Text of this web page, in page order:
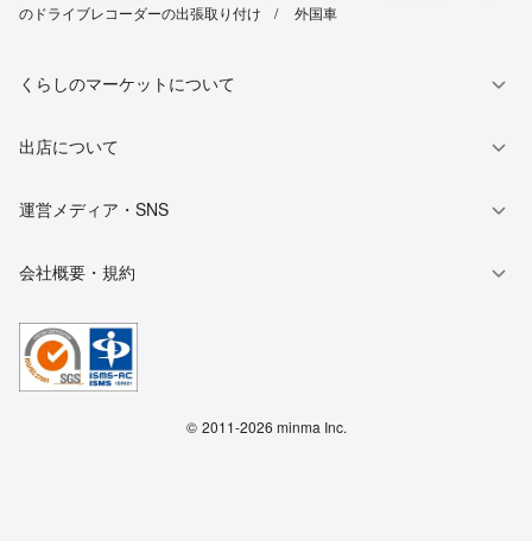
のドライブレコーダーの出張取り付け
外国車
くらしのマーケットについて
出店について
運営メディア・SNS
会社概要・規約
© 2011-2026 minma Inc.